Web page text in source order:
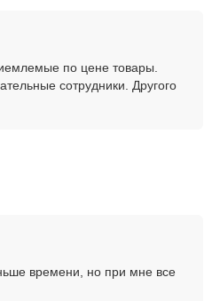
по цене товары.
сотрудники. Другого
времени, но при мне все